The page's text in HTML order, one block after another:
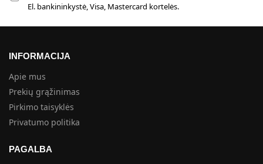
El. bankininkystė, Visa, Mastercard kortelės.
INFORMACIJA
Apie mus
Prekių grąžinimas
Pirkimo taisyklės
Privatumo politika
PAGALBA